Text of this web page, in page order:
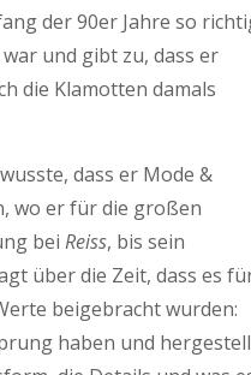
der 90er Jahre so
und gibt zu, dass er
die Klamotten damals
dass er Mode &
wo er für die großen
bei Reiss, bis sein
über die Zeit, dass es
beigebracht wurden:
haben und